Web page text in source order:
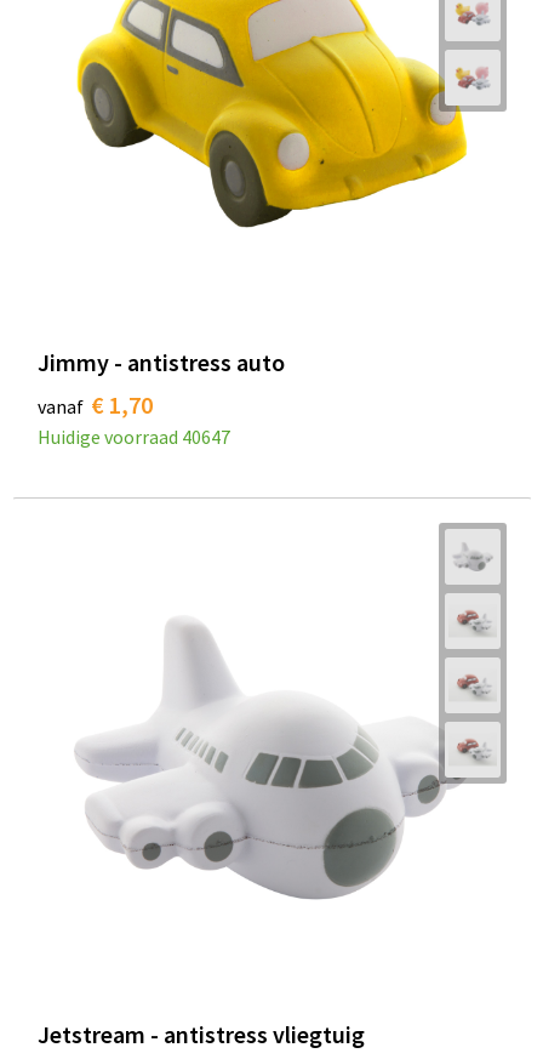
Jimmy - antistress auto
vanaf € 1,70
Huidige voorraad 40647
Jetstream - antistress vliegtuig